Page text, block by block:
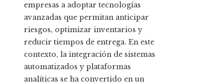
empresas a adoptar tecnologías
avanzadas que permitan anticipar
riesgos, optimizar inventarios y
reducir tiempos de entrega. En este
contexto, la integración de sistemas
automatizados y plataformas
analíticas se ha convertido en un